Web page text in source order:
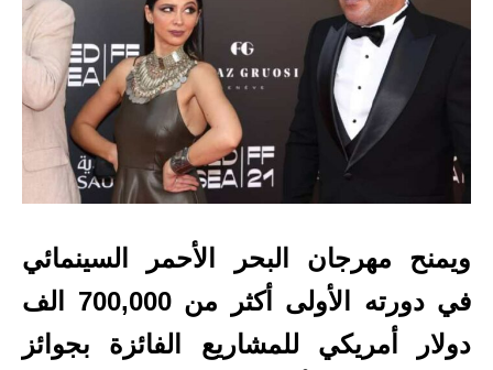
ويمنح مهرجان البحر الأحمر السينمائي
في دورته الأولى أكثر من 700,000 الف
دولار أمريكي للمشاريع الفائزة بجوائز